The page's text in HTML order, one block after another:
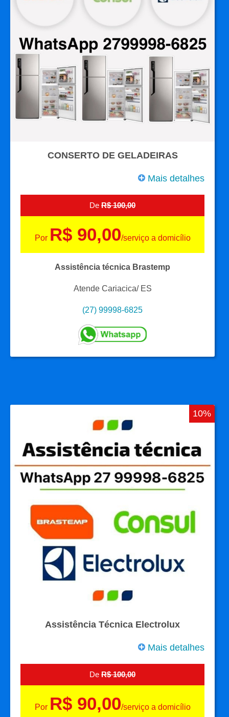
CONSERTO DE GELADEIRAS
Mais detalhes
De R$ 100,00
Por R$ 90,00/serviço a domicílio
Assistência técnica Brastemp
Atende Cariacica/ ES
(27) 99998-6825
10%
Assistência Técnica Electrolux
Mais detalhes
De R$ 100,00
Por R$ 90,00/serviço a domicílio